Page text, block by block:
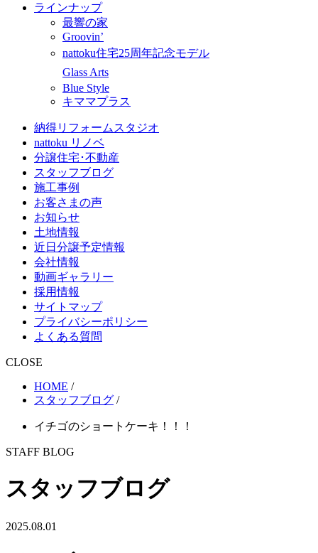
ラインナップ
最響の家
Groovin’
nattoku住宅25周年記念モデル
Glass Arts
Blue Style
キママプラス
納得リフォームスタジオ
nattoku リノベ
分譲住宅･不動産
スタッフブログ
施工事例
お客さまの声
お知らせ
土地情報
近日分譲予定情報
会社情報
動画ギャラリー
採用情報
サイトマップ
プライバシーポリシー
よくある質問
CLOSE
HOME /
スタッフブログ /
イチゴのショートケーキ！！！
STAFF BLOG
スタッフブログ
2025.08.01